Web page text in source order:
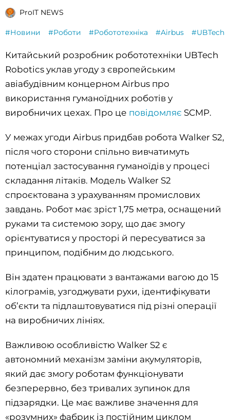
ProIT NEWS
#Новини #Роботи #Робототехніка #Airbus #UBTech
Китайський розробник робототехніки UBTech
Robotics уклав угоду з європейським
авіабудівним концерном Airbus про
використання гуманоїдних роботів у
виробничих цехах. Про це повідомляє SCMP.
У межах угоди Airbus придбав робота Walker S2,
після чого сторони спільно вивчатимуть
потенціал застосування гуманоїдів у процесі
складання літаків. Модель Walker S2
спроєктована з урахуванням промислових
завдань. Робот має зріст 1,75 метра, оснащений
руками та системою зору, що дає змогу
орієнтуватися у просторі й пересуватися за
принципом, подібним до людського.
Він здатен працювати з вантажами вагою до 15
кілограмів, узгоджувати рухи, ідентифікувати
об’єкти та підлаштовуватися під різні операції
на виробничих лініях.
Важливою особливістю Walker S2 є
автономний механізм заміни акумуляторів,
який дає змогу роботам функціонувати
безперервно, без тривалих зупинок для
підзарядки. Це має важливе значення для
«розумних» фабрик із постійним циклом